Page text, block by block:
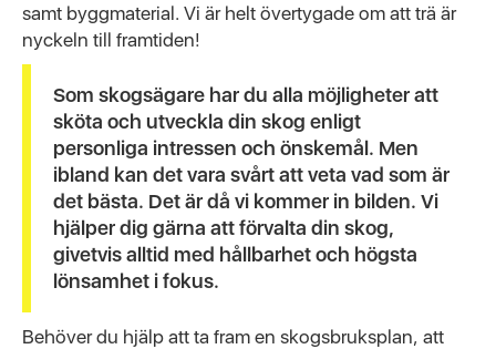
samt byggmaterial. Vi är helt övertygade om att trä är
nyckeln till framtiden!
Som skogsägare har du alla möjligheter att
sköta och utveckla din skog enligt
personliga intressen och önskemål. Men
ibland kan det vara svårt att veta vad som är
det bästa. Det är då vi kommer in bilden. Vi
hjälper dig gärna att förvalta din skog,
givetvis alltid med hållbarhet och högsta
lönsamhet i fokus.
Behöver du hjälp att ta fram en skogsbruksplan, att